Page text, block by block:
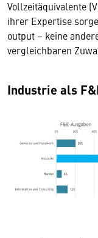
Vollzeitäquivalente
ihrer Expertise
output – keine
vergleichbaren
Industrie als